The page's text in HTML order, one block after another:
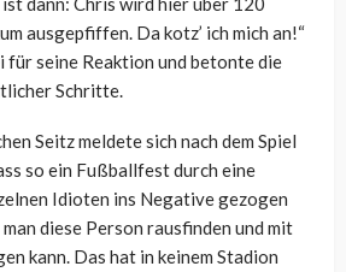
ausgepfiffen. Da kotz’ ich mich an!“
seine Reaktion und betonte die
Schritte.
Seitz meldete sich nach dem Spiel
so ein Fußballfest durch eine
Idioten ins Negative gezogen
diese Person rausfinden und mit
kann. Das hat in keinem Stadion